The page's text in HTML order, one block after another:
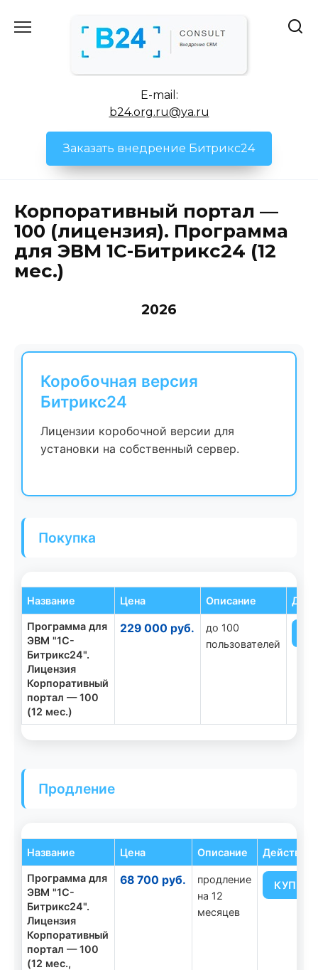
E-mail:
b24.org.ru@ya.ru
Заказать внедрение Битрикс24
Корпоративный портал —
100 (лицензия). Программа
для ЭВМ 1С-Битрикс24 (12
мес.)
2026
Коробочная версия
Битрикс24
Лицензии коробочной версии для
установки на собственный сервер.
Покупка
Название Цена Описание
Программа для
ЭВМ "1С-
Битрикс24".
Лицензия
Корпоративный
портал — 100
(12 мес.)
229 000 руб.
до 100
пользователей
Продление
Название Цена Описание Действие
Программа для
ЭВМ "1С-
Битрикс24".
Лицензия
Корпоративный
портал — 100
(12 мес.,
68 700 руб.
продление
на 12
месяцев